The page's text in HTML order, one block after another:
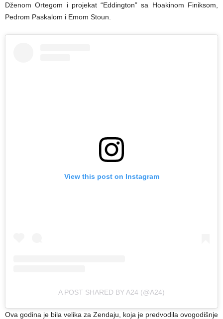
Dženom Ortegom i projekat “Eddington” sa Hoakinom Finiksom,
Pedrom Paskalom i Emom Stoun.
View this post on Instagram
A POST SHARED BY A24 (@A24)
Ova godina je bila velika za Zendaju, koja je predvodila ovogodišnje